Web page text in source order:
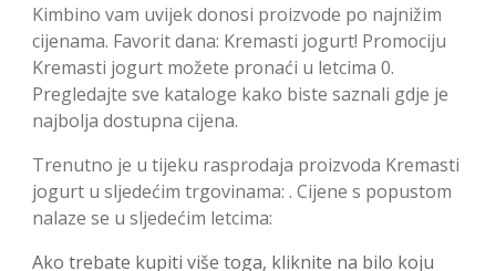
Kimbino vam uvijek donosi proizvode po najnižim
cijenama. Favorit dana: Kremasti jogurt! Promociju
Kremasti jogurt možete pronaći u letcima 0.
Pregledajte sve kataloge kako biste saznali gdje je
najbolja dostupna cijena.
Trenutno je u tijeku rasprodaja proizvoda Kremasti
jogurt u sljedećim trgovinama: . Cijene s popustom
nalaze se u sljedećim letcima:
Ako trebate kupiti više toga, kliknite na bilo koju